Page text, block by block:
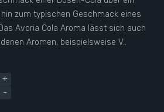
zum typischen Geschmack eines
Avoria Cola Aroma lässt sich auch
Aromen, beispielsweise V..